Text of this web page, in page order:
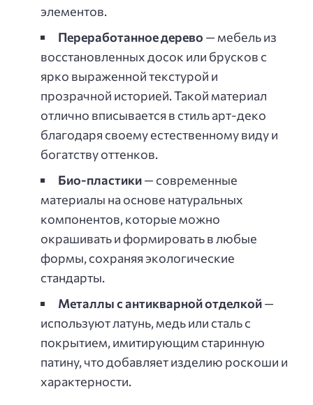
элементов.
Переработанное дерево — мебель из
восстановленных досок или брусков с
ярко выраженной текстурой и
прозрачной историей. Такой материал
отлично вписывается в стиль арт-деко
благодаря своему естественному виду и
богатству оттенков.
Био-пластики— современные
материалы на основе натуральных
компонентов, которые можно
окрашивать и формировать в любые
формы, сохраняя экологические
стандарты.
Металлы с антикварной отделкой—
используют латунь, медь или сталь с
покрытием, имитирующим старинную
патину, что добавляет изделию роскоши и
характерности.